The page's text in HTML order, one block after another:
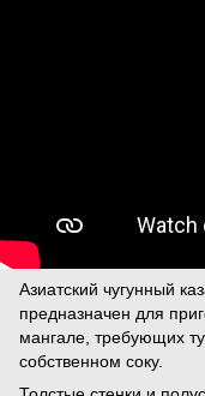
Азиатский чугунный
предназначен для
мангале, требующих
собственном соку.